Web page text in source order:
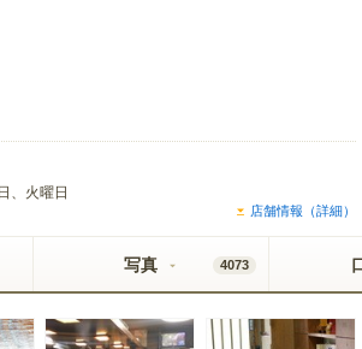
、火曜日
店舗情報（詳細）
写真 4073